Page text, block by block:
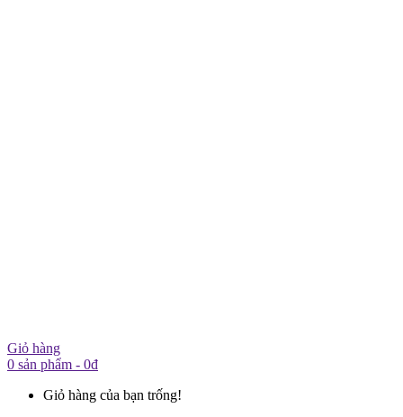
Giỏ hàng
0 sản phẩm - 0đ
Giỏ hàng của bạn trống!